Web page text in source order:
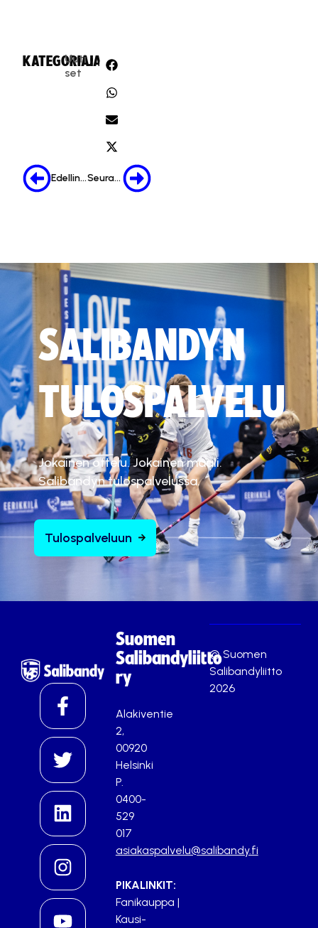
KATEGORIA:
Uuti
set
JAA:
Edellinen Seuraava
SALIBANDYN
TULOSPALVELU
Jokainen ottelu. Jokainen maali.
Salibandyn tulospalvelussa.
Tulospalveluun
Suomen
Salibandyliitto
ry
Alakiventie
2,
00920
Helsinki
P.
0400-
529
017
asiakaspalvelu@salibandy.fi
PIKALINKIT:
Fanikauppa |
Kausi-
© Suomen
Salibandyliitto
2026